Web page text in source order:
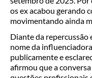
os ex acabou gerando
movimentando ainda
Diante da repercussão
nome da
publicamente e
afirmou que a